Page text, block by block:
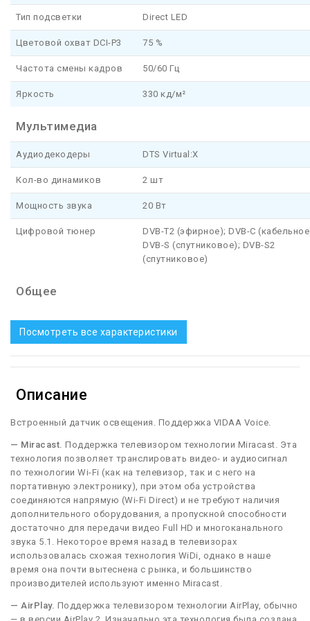
Тип подсветки Direct LED
Цветовой охват DCI-P3 75 %
Частота смены кадров 50/60 Гц
Яркость 330 кд/м²
Мультимедиа
Аудиодекодеры DTS Virtual:X
Кол-во динамиков 2 шт
Мощность звука 20 Вт
Цифровой тюнер
DVB-T2 (эфирное); DVB-C
DVB-S (спутниковое); DVB-S2
(спутниковое)
Общее
Посмотреть все характеристики
Описание
Встроенный датчик освещения. Поддержка VIDAA Voice.
— Miracast. Поддержка телевизором технологии Miracast. Эта
технология позволяет транслировать видео- и аудиосигнал
по технологии Wi-Fi (как на телевизор, так и с него на
портативную электронику), при этом оба устройства
соединяются напрямую (Wi-Fi Direct) и не требуют наличия
дополнительного оборудования, а пропускной способности
достаточно для передачи видео Full HD и многоканального
звука 5.1. Некоторое время назад в телевизорах
использовалась схожая технология WiDi, однако в наше
время она почти вытеснена с рынка, и большинство
производителей используют именно Miracast.
— AirPlay. Поддержка телевизором технологии AirPlay, обычно